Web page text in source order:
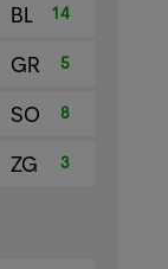
BL 14
GR 5
SO 8
ZG 3